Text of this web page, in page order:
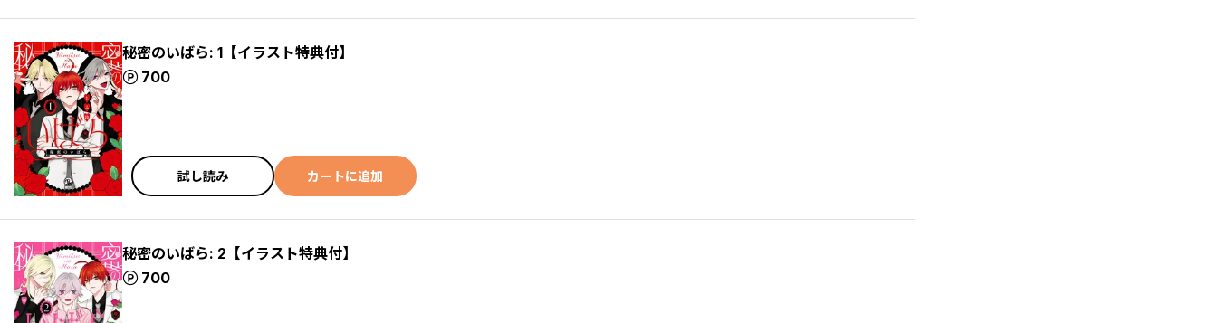
秘密のいばら: 1【イラスト特典付】
700
ポイント
試し読み カートに追加
秘密のいばら: 2【イラスト特典付】
700
ポイント